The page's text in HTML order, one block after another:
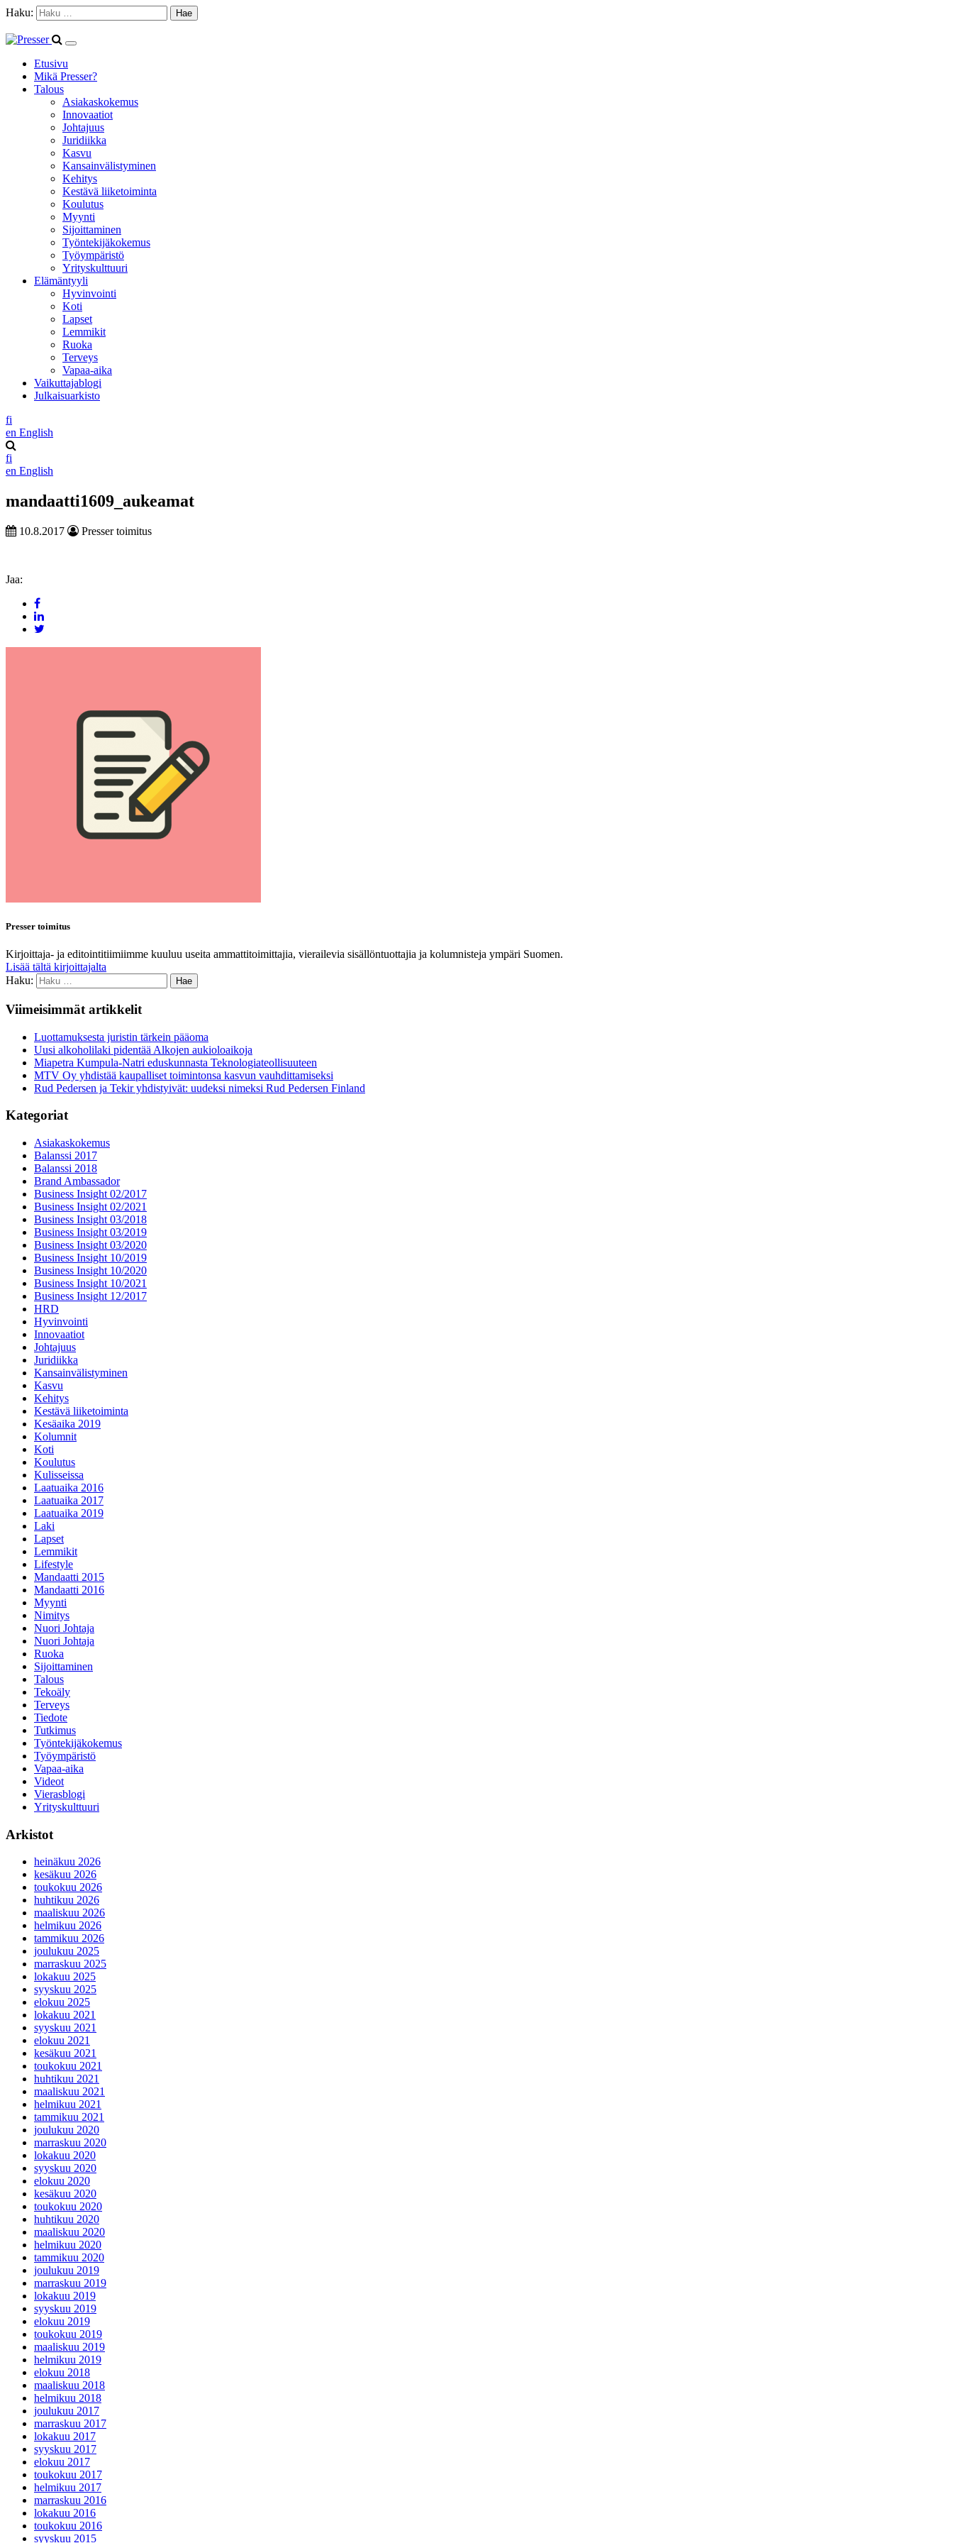
Haku:
Etusivu
Mikä Presser?
Talous
Asiakaskokemus
Innovaatiot
Johtajuus
Juridiikka
Kasvu
Kansainvälistyminen
Kehitys
Kestävä liiketoiminta
Koulutus
Myynti
Sijoittaminen
Työntekijäkokemus
Työympäristö
Yrityskulttuuri
Elämäntyyli
Hyvinvointi
Koti
Lapset
Lemmikit
Ruoka
Terveys
Vapaa-aika
Vaikuttajablogi
Julkaisuarkisto
fi
en English
fi
en English
mandaatti1609_aukeamat
10.8.2017 Presser toimitus
Jaa:
Presser toimitus
Kirjoittaja- ja editointitiimiimme kuuluu useita ammattitoimittajia, vierailevia sisällöntuottajia ja kolumnisteja ympäri Suomen.
Lisää tältä kirjoittajalta
Haku:
Viimeisimmät artikkelit
Luottamuksesta juristin tärkein pääoma
Uusi alkoholilaki pidentää Alkojen aukioloaikoja
Miapetra Kumpula-Natri eduskunnasta Teknologiateollisuuteen
MTV Oy yhdistää kaupalliset toimintonsa kasvun vauhdittamiseksi
Rud Pedersen ja Tekir yhdistyivät: uudeksi nimeksi Rud Pedersen Finland
Kategoriat
Asiakaskokemus
Balanssi 2017
Balanssi 2018
Brand Ambassador
Business Insight 02/2017
Business Insight 02/2021
Business Insight 03/2018
Business Insight 03/2019
Business Insight 03/2020
Business Insight 10/2019
Business Insight 10/2020
Business Insight 10/2021
Business Insight 12/2017
HRD
Hyvinvointi
Innovaatiot
Johtajuus
Juridiikka
Kansainvälistyminen
Kasvu
Kehitys
Kestävä liiketoiminta
Kesäaika 2019
Kolumnit
Koti
Koulutus
Kulisseissa
Laatuaika 2016
Laatuaika 2017
Laatuaika 2019
Laki
Lapset
Lemmikit
Lifestyle
Mandaatti 2015
Mandaatti 2016
Myynti
Nimitys
Nuori Johtaja
Nuori Johtaja
Ruoka
Sijoittaminen
Talous
Tekoäly
Terveys
Tiedote
Tutkimus
Työntekijäkokemus
Työympäristö
Vapaa-aika
Videot
Vierasblogi
Yrityskulttuuri
Arkistot
heinäkuu 2026
kesäkuu 2026
toukokuu 2026
huhtikuu 2026
maaliskuu 2026
helmikuu 2026
tammikuu 2026
joulukuu 2025
marraskuu 2025
lokakuu 2025
syyskuu 2025
elokuu 2025
lokakuu 2021
syyskuu 2021
elokuu 2021
kesäkuu 2021
toukokuu 2021
huhtikuu 2021
maaliskuu 2021
helmikuu 2021
tammikuu 2021
joulukuu 2020
marraskuu 2020
lokakuu 2020
syyskuu 2020
elokuu 2020
kesäkuu 2020
toukokuu 2020
huhtikuu 2020
maaliskuu 2020
helmikuu 2020
tammikuu 2020
joulukuu 2019
marraskuu 2019
lokakuu 2019
syyskuu 2019
elokuu 2019
toukokuu 2019
maaliskuu 2019
helmikuu 2019
elokuu 2018
maaliskuu 2018
helmikuu 2018
joulukuu 2017
marraskuu 2017
lokakuu 2017
syyskuu 2017
elokuu 2017
toukokuu 2017
helmikuu 2017
marraskuu 2016
lokakuu 2016
toukokuu 2016
syyskuu 2015